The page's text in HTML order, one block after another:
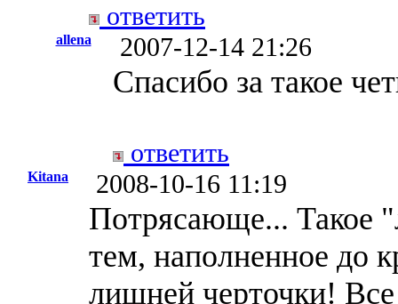
ответить
allena 2007-12-14 21:26
Спасибо за такое
ответить
Kitana 2008-10-16 11:19
Потрясающе... Такое
тем, наполненное до
лишней черточки! Все